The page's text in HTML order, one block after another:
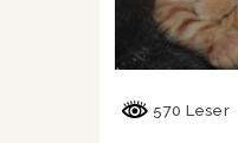
570 Leser